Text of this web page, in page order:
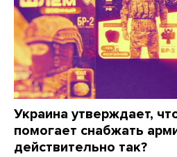
Украина утверждает,
помогает снабжать
действительно так?